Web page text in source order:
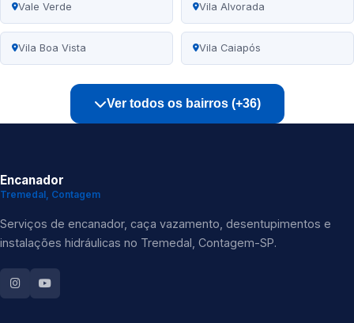
Vale Verde Vila Alvorada
Vila Boa Vista Vila Caiapós
Ver todos os bairros (+36)
Encanador
Tremedal, Contagem
Serviços de encanador, caça vazamento, desentupimentos e
instalações hidráulicas no Tremedal, Contagem-SP.